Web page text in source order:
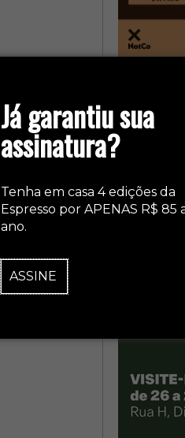
Já garantiu sua
assinatura?
Tenha em casa 4 edições da
Espresso por APENAS R$ 85
ano.
ASSINE
Coluna
Especiais
Análise